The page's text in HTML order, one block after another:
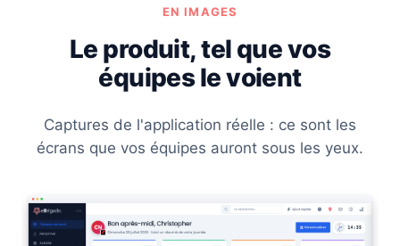
EN IMAGES
Le produit, tel que vos
équipes le voient
Captures de l'application réelle : ce sont les
écrans que vos équipes auront sous les yeux.